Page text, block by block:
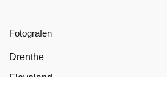
Fotografen
Drenthe
Flevoland